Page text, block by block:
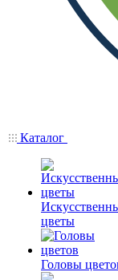
Каталог
цветы
Головы